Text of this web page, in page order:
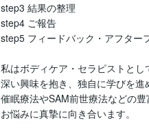
step3 結果の整理
step4 ご報告
step5 フィードバック・アフター
私はボディケア・セラピストと
深い興味を抱き、独自に学びを進
催眠療法やSAM前世療法などの
お悩みに真摯に向き合います。